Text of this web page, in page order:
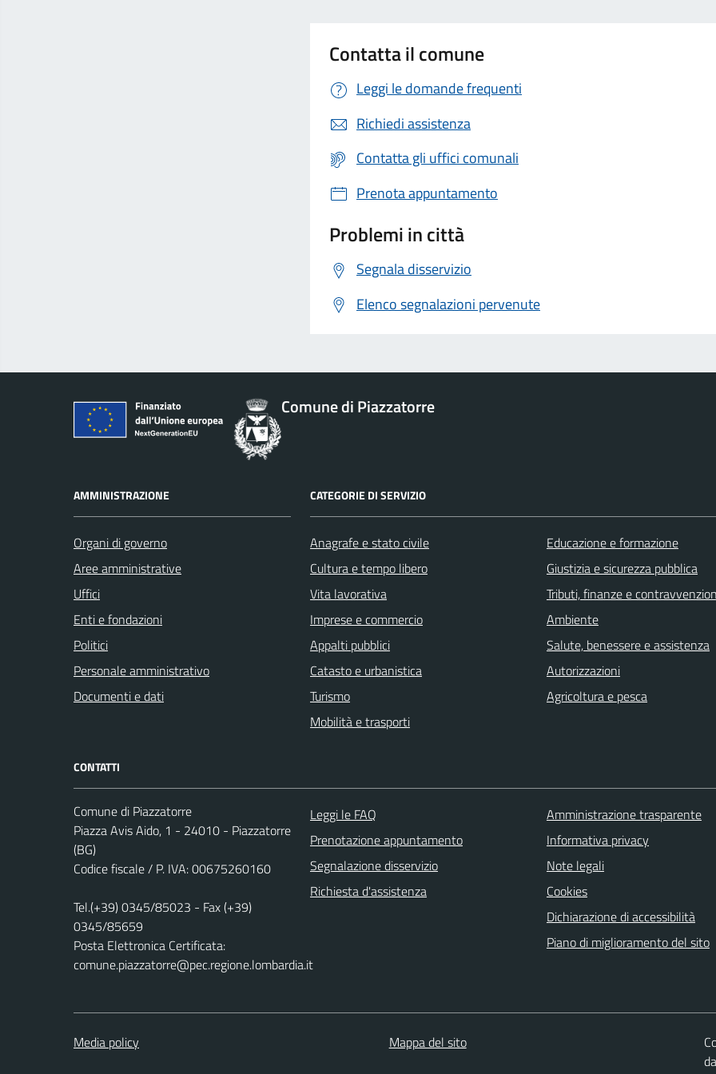
Contatta il comune
Leggi le domande frequenti
Richiedi assistenza
Contatta gli uffici comunali
Prenota appuntamento
Problemi in città
Segnala disservizio
Elenco segnalazioni pervenute
Comune di Piazzatorre
AMMINISTRAZIONE
Organi di governo
Aree amministrative
Uffici
Enti e fondazioni
Politici
Personale amministrativo
Documenti e dati
CATEGORIE DI SERVIZIO
Anagrafe e stato civile
Cultura e tempo libero
Vita lavorativa
Imprese e commercio
Appalti pubblici
Catasto e urbanistica
Turismo
Mobilità e trasporti
Educazione e formazione
Giustizia e sicurezza pubblica
Tributi, finanze e
Ambiente
Salute, benessere e assistenza
Autorizzazioni
Agricoltura e pesca
CONTATTI
Comune di Piazzatorre
Piazza Avis Aido, 1 - 24010 - Piazzatorre
(BG)
Codice fiscale / P. IVA: 00675260160
Tel.(+39) 0345/85023 - Fax (+39)
0345/85659
Posta Elettronica Certificata:
comune.piazzatorre@pec.regione.lombardia.it
Leggi le FAQ
Prenotazione appuntamento
Segnalazione disservizio
Richiesta d'assistenza
Amministrazione trasparente
Informativa privacy
Note legali
Cookies
Dichiarazione di accessibilità
Piano di miglioramento del sito
Media policy Mappa del sito